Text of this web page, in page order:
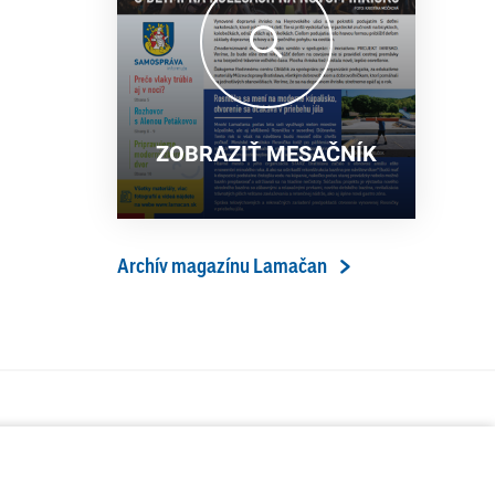
18. 6. 2026
13. ročník Simultánky pod
lipami v Lamači priniesol
výborný šach aj príjemnú
komunitnú atmosféru
ZOBRAZIŤ MESAČNÍK
Archív magazínu Lamačan